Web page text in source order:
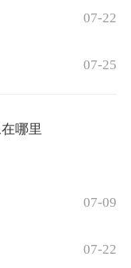
07-22
07-25
哪里
07-09
07-22